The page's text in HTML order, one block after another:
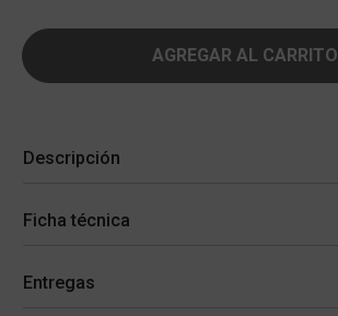
AGREGAR AL CARRITO
Descripción
Ficha técnica
Entregas